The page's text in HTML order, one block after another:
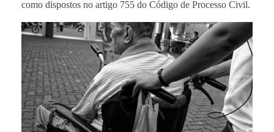
como dispostos no artigo 755 do Código de Processo Civil.